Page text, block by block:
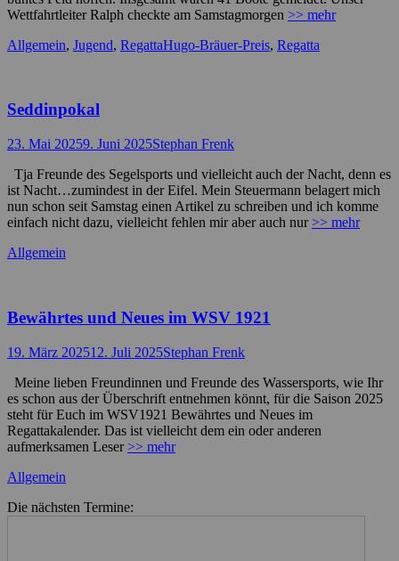
Wettfahrtleiter Ralph checkte am Samstagmorgen >> mehr
Kategorien
Allgemein, Jugend, RegattaSchlagworte
Hugo-Bräuer-Preis, Regatta
Seddinpokal
Posted
23. Mai 20259. Juni 2025Autor
Stephan Frenk
Tja Freunde des Segelsports und vielleicht auch der Nacht, denn es
ist Nacht…zumindest in der Eifel. Mein Steuermann belagert mich
nun schon seit Samstag einen Artikel zu schreiben und ich komme
einfach nicht dazu, vielleicht fehlen mir aber auch nur >> mehr
Kategorien
Allgemein
Bewährtes und Neues im WSV 1921
Posted
19. März 202512. Juli 2025Autor
Stephan Frenk
Meine lieben Freundinnen und Freunde des Wassersports, wie Ihr
es schon aus der Überschrift entnehmen könnt, für die Saison 2025
steht für Euch im WSV1921 Bewährtes und Neues im
Regattakalender. Das ist vielleicht dem ein oder anderen
aufmerksamen Leser >> mehr
Kategorien
Allgemein
Die nächsten Termine: